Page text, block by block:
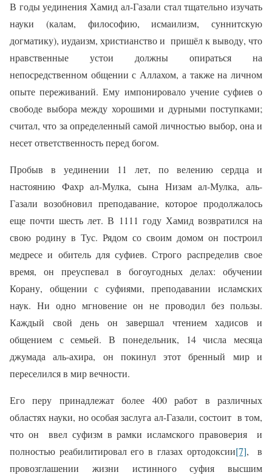
В годы уединения Хамид ал-Газали стал тщательно изучать
науки (калам, философию, исмаилизм, суннитскую
догматику), иудаизм, христианство и пришёл к выводу, что
нравственные устои должны опираться на
непосредственном общении с Аллахом, а также на личном
опыте переживаний. Ему импонировало учение суфиев о
свободе выбора между хорошими и дурными поступками;
считал, что за определенный самой личностью выбор, она и
несет ответственность перед богом.
Пробыв в уединении 11 лет, по велению сердца и
настоянию Фахр ал-Мулка, сына Низам ал-Мулка, аль-
Газали возобновил преподавание, которое продолжалось
еще почти шесть лет. В 1111 году Хамид возвратился на
свою родину в Тус. Рядом со своим домом он построил
медресе и обитель для суфиев. Строго распределив свое
время, он преуспевал в богоугодных делах: обучении
Корану, общении с суфиями, преподавании исламских
наук. Ни одно мгновение он не проводил без пользы.
Каждый свой день он завершал чтением хадисов и
общением с семьей. В понедельник, 14 числа месяца
джумада аль-ахира, он покинул этот бренный мир и
переселился в мир вечности.
Его перу принадлежат более 400 работ в различных
областях науки, но особая заслуга ал-Газали, состоит в том,
что он
ввел суфизм в рамки исламского правоверия
и
полностью реабилитировал его в глазах ортодоксии[7],
в
провозглашении жизни истинного суфия высшим